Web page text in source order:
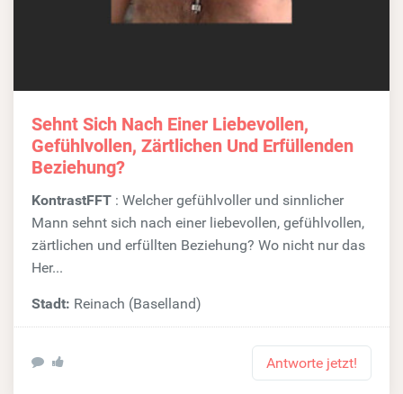
Sehnt Sich Nach Einer Liebevollen,
Gefühlvollen, Zärtlichen Und Erfüllenden
Beziehung?
KontrastFFT : Welcher gefühlvoller und sinnlicher
Mann sehnt sich nach einer liebevollen, gefühlvollen,
zärtlichen und erfüllten Beziehung? Wo nicht nur das
Her...
Stadt: Reinach (Baselland)
Antworte jetzt!